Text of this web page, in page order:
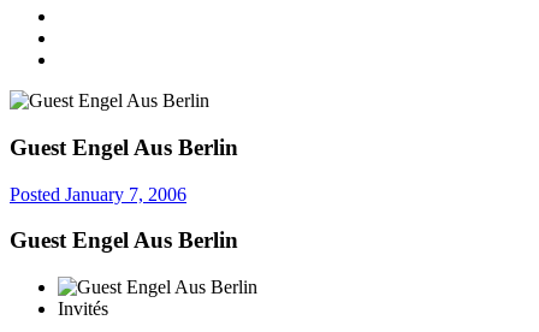
Guest Engel Aus Berlin
Posted January 7, 2006
Guest Engel Aus Berlin
Invités